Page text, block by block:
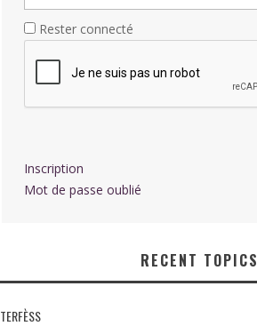
Rester connecté
Inscription
Mot de passe oublié
RECENT TOPICS
TERFÈSS